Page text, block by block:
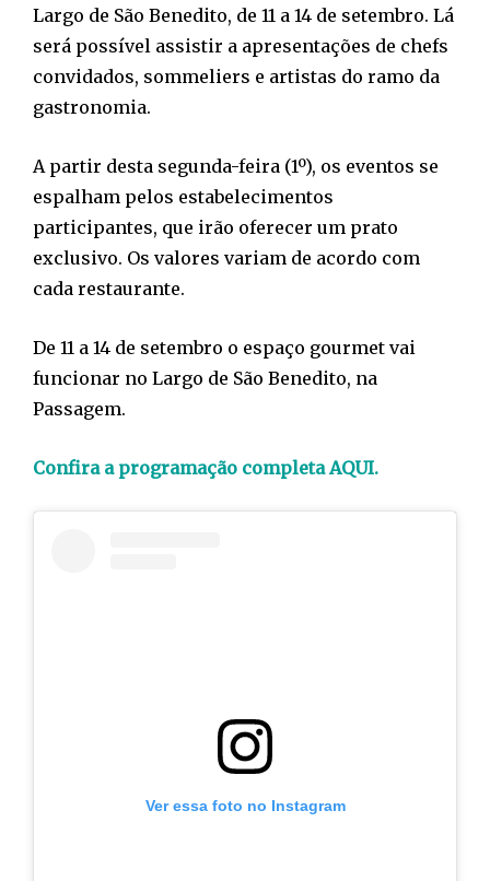
Largo de São Benedito, de 11 a 14 de setembro. Lá
será possível assistir a apresentações de chefs
convidados, sommeliers e artistas do ramo da
gastronomia.
A partir desta segunda-feira (1º), os eventos se
espalham pelos estabelecimentos
participantes, que irão oferecer um prato
exclusivo. Os valores variam de acordo com
cada restaurante.
De 11 a 14 de setembro o espaço gourmet vai
funcionar no Largo de São Benedito, na
Passagem.
Confira a programação completa AQUI.
Ver essa foto no Instagram